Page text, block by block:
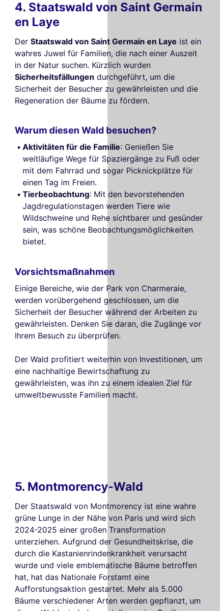
4. Staatswald von Saint Germain
en Laye
Der Staatswald von Saint Germain en Laye ist ein
wahres Juwel für Familien, die nach einer Auszeit
in der Natur suchen. Kürzlich wurden
Sicherheitsfällungen durchgeführt, um die
Sicherheit der Besucher zu gewährleisten und die
Regeneration der Bäume zu fördern.
Warum diesen Wald besuchen?
Aktivitäten für die Familie: Genießen Sie
weitläufige Wege für Spaziergänge zu Fuß oder
mit dem Fahrrad und sogar Picknickplätze für
einen Tag im Freien.
Tierbeobachtung: Mit den bevorstehenden
Jagdregulationstagen werden Tiere wie
Wildschweine und Rehe sichtbarer und gesünder
sein, was schöne Beobachtungsmöglichkeiten
bietet.
Vorsichtsmaßnahmen
Einige Bereiche, wie der Park von Charmeraie,
werden vorübergehend geschlossen, um die
Sicherheit der Besucher während der Arbeiten zu
gewährleisten. Denken Sie daran, die Zugänge vor
Ihrem Besuch zu überprüfen.
Der Wald profitiert weiterhin von Investitionen, um
eine nachhaltige Bewirtschaftung zu
gewährleisten, was ihn zu einem idealen Ziel für
umweltbewusste Familien macht.
5. Montmorency-Wald
Der Staatswald von Montmorency ist eine wahre
grüne Lunge in der Nähe von Paris und wird sich
2024-2025 einer großen Transformation
unterziehen. Aufgrund der Gesundheitskrise, die
durch die Kastanienrindenkrankheit verursacht
wurde und viele emblematische Bäume betroffen
hat, hat das Nationale Forstamt eine
Aufforstungsaktion gestartet. Mehr als 5.000
Bäume verschiedener Arten werden gepflanzt, um